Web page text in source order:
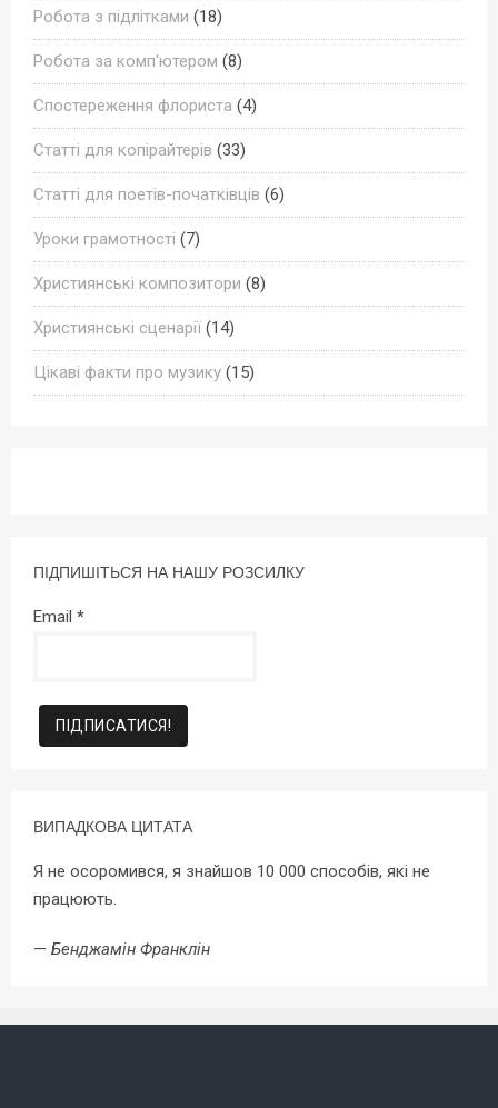
Робота з підлітками (18)
Робота за комп'ютером (8)
Спостереження флориста (4)
Статті для копірайтерів (33)
Статті для поетів-початківців (6)
Уроки грамотності (7)
Християнські композитори (8)
Християнські сценарії (14)
Цікаві факти про музику (15)
ПІДПИШІТЬСЯ НА НАШУ РОЗСИЛКУ
Email *
ВИПАДКОВА ЦИТАТА
Я не осоромився, я знайшов 10 000 способів, які не
працюють.
— Бенджамін Франклін